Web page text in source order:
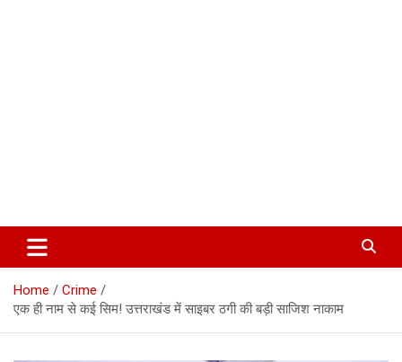
Corbett Halchal (कॉर्बेट हलचल)
Home
Crime
एक ही नाम से कई सिम! उत्तराखंड में साइबर ठगी की बड़ी साजिश नाकाम